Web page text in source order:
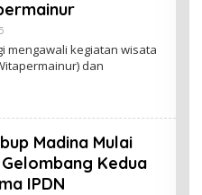
Oleh
mengawali kegiatan wisata
dan
Madina Mulai
Kedua
IPDN